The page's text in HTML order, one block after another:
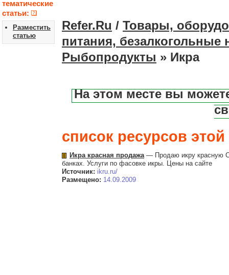
тематические
статьи:
Разместить
статью
Refer.Ru / Товары,
питания, безалкогольные
Рыбопродукты » Икра
На этом месте вы
список ресурсов этой
Икра красная продажа— Продаю икру красную
банках. Услуги по фасовке икры. Цены на сайте
Источник: ikru.ru/
Размещено: 14.09.2009